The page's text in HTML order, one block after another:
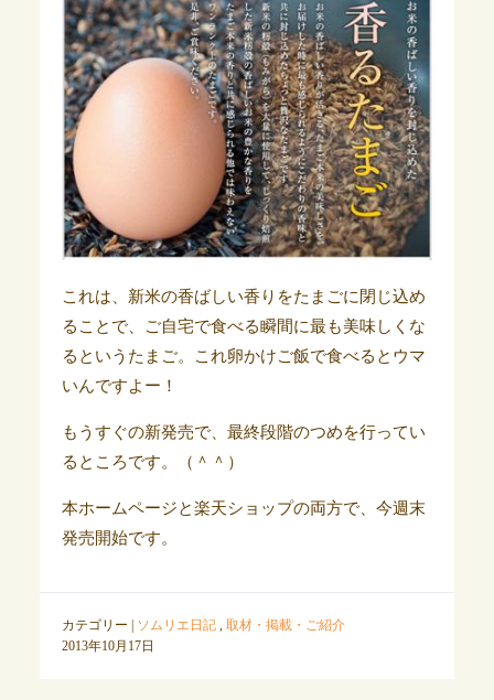
これは、新米の香ばしい香りをたまごに閉じ込め
ることで、ご自宅で食べる瞬間に最も美味しくな
るというたまご。これ卵かけご飯で食べるとウマ
いんですよー！
もうすぐの新発売で、最終段階のつめを行ってい
るところです。（＾＾）
本ホームページと楽天ショップの両方で、今週末
発売開始です。
カテゴリー | ソムリエ日記, 取材・掲載・ご紹介
2013年10月17日